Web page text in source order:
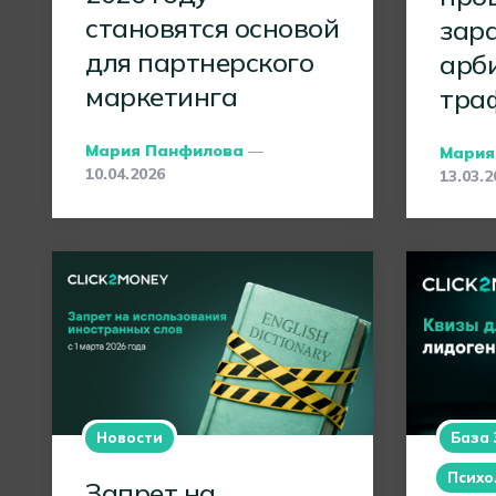
становятся основой
для партнерского
маркетинга
Posted
By
Мария Панфилова
10.04.2026
Posted
By
Новости База